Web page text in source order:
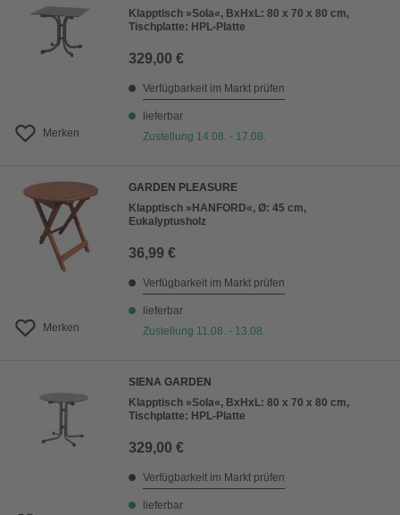
Merken
Klapptisch »Sola«, BxHxL: 80 x 70 x 80 cm,
Tischplatte: HPL-Platte
329,00 €
Verfügbarkeit im Markt prüfen
lieferbar
Zustellung 14.08. - 17.08.
Merken
GARDEN PLEASURE
Klapptisch »HANFORD«, Ø: 45 cm,
Eukalyptusholz
36,99 €
Verfügbarkeit im Markt prüfen
lieferbar
Zustellung 11.08. - 13.08.
SIENA GARDEN
Klapptisch »Sola«, BxHxL: 80 x 70 x 80 cm,
Tischplatte: HPL-Platte
329,00 €
Verfügbarkeit im Markt prüfen
lieferbar